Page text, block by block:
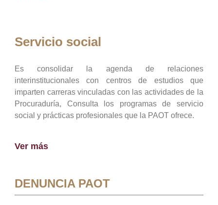
Servicio social
Es consolidar la agenda de relaciones
interinstitucionales con centros de estudios que
imparten carreras vinculadas con las actividades de la
Procuraduría, Consulta los programas de servicio
social y prácticas profesionales que la PAOT ofrece.
Ver más
DENUNCIA PAOT